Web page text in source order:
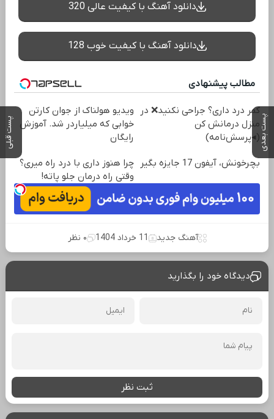
پست بعدی پست قبلی
دانلود آهنگ با کیفیت عالی 320
دانلود آهنگ با کیفیت خوب 128
مطالب پیشنهادی
کمر درد داری؟ جراحی نکنید❌ در
منزل درمانش کن
(◂پرسش‌نامه)
ویدیو هولناک از جوان کارتن
خوابی که میلیاردر شد. آموزش
رایگان
بچرخونش، آیفون 17 جایزه بگیر
چرا هنوز داری با درد راه میری؟
وقتی راه درمان جلو پاته!
آهنگ جدید 11 خرداد 1404 ۰ نظر
دیدگاه خود را بگذارید
ثبت نظر